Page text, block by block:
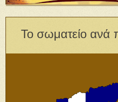
Το σωματείο ανά